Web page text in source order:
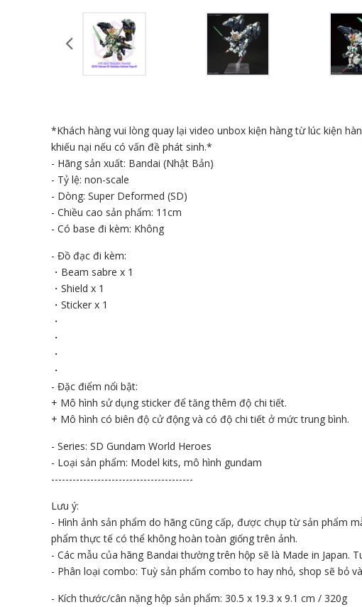
*Khách hàng vui lòng quay lại video unbox kiện hàng từ lúc kiện
khiếu nại nếu có vấn đề phát sinh.*
- Hãng sản xuất: Bandai (Nhật Bản)
- Tỷ lệ: non-scale
- Dòng: Super Deformed (SD)
- Chiều cao sản phẩm: 11cm
- Có base đi kèm: Không
- Đồ đạc đi kèm:
・Beam sabre x 1
・Shield x 1
・Sticker x 1
・
・
・
・
- Đặc điểm nổi bật:
+ Mô hình sử dụng sticker để tăng thêm độ chi tiết.
+ Mô hình có biên độ cử động và có độ chi tiết ở mức trung bình.
- Series: SD Gundam World Heroes
- Loại sản phẩm: Model kits, mô hình gundam
----------------------------------------
Lưu ý:
- Hình ảnh sản phẩm do hãng cũng cấp, được chụp từ sản phẩm
phẩm thực tế có thể không hoàn toàn giống trên ảnh.
- Các mẫu của hãng Bandai thường trên hộp sẽ là Made in
- Phân loại combo: Tuỳ sản phẩm combo to hay nhỏ, shop sẽ bỏ
- Kích thước/cân nặng hộp sản phẩm: 30.5 x 19.3 x 9.1 cm / 320g